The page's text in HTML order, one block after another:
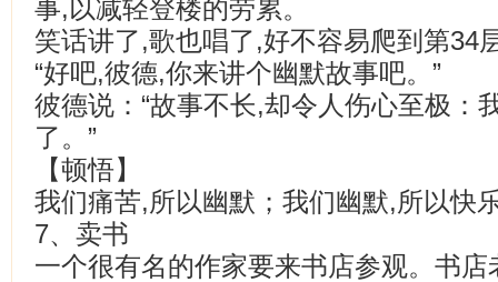
事,以减轻登楼的劳累。
笑话讲了,歌也唱了,好不容易爬到第34
“好吧,彼德,你来讲个幽默故事吧。”
彼德说：“故事不长,却令人伤心至极：
了。”
【顿悟】
我们痛苦,所以幽默；我们幽默,所以快
7、卖书
一个很有名的作家要来书店参观。书